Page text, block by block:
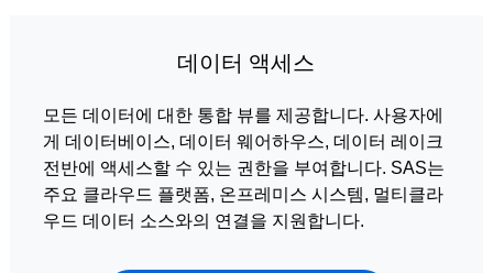
데이터 액세스
모든 데이터에 대한 통합 뷰를 제공합니다. 사용자에
게 데이터베이스, 데이터 웨어하우스, 데이터 레이크
전반에 액세스할 수 있는 권한을 부여합니다. SAS는
주요 클라우드 플랫폼, 온프레미스 시스템, 멀티클라
우드 데이터 소스와의 연결을 지원합니다.